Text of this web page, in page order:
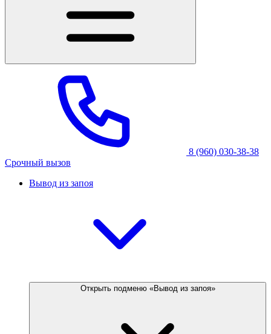
8 (960) 030-38-38
Срочный вызов
Вывод из запоя
Открыть подменю «Вывод из запоя»